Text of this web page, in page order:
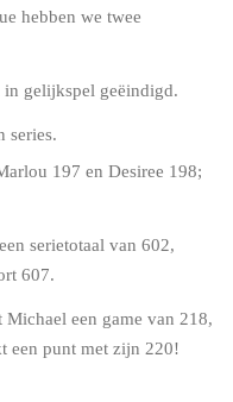
hebben we twee
in gelijkspel geëindigd.
series.
197 en Desiree 198;
serietotaal van 602,
607.
een game van 218,
een punt met zijn 220!